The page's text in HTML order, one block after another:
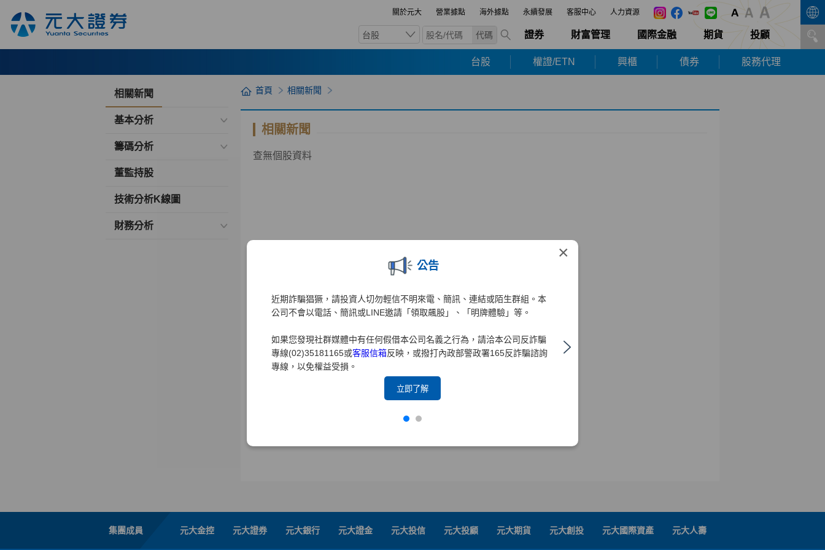
關於元大 營業據點 海外據點 永續發展 客服中心 人力資源
台股 代碼 證券 財富管理 國際金融 期貨 投顧
台股 權證/ETN 興櫃 債券 股務代理
×
公告
近期詐騙猖獗，請投資人切勿輕信不明來電、簡訊、連結或陌生群組。本
公司不會以電話、簡訊或LINE邀請「領取飆股」、「明牌體驗」等。
如果您發現社群媒體中有任何假借本公司名義之行為，請洽本公司反詐騙
專線(02)35181165或客服信箱反映，或撥打內政部警政署165反詐騙諮詢
專線，以免權益受損。
立即了解
相關新聞
基本分析
籌碼分析
董監持股
技術分析K線圖
財務分析
首頁 相關新聞
相關新聞
查無個股資料
集團成員 元大金控 元大證券 元大銀行 元大證金 元大投信 元大投顧 元大期貨 元大創投 元大國際資產 元大人壽